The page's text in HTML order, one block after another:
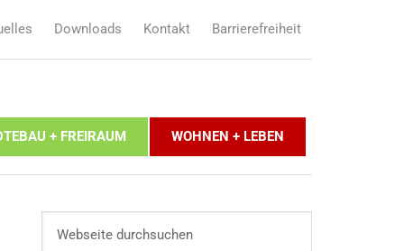
Downloads Kontakt Barrierefreiheit
+ FREIRAUM WOHNEN + LEBEN